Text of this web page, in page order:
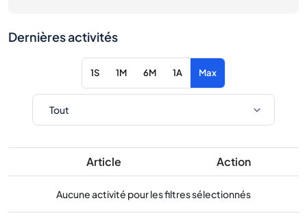
Dernières activités
1S 1M 6M 1A Max
Article Action
Aucune activité pour les filtres sélectionnés